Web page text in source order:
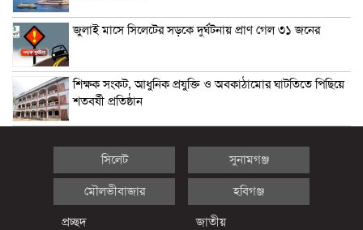
জুলাই মাসে সিলেটের সড়কে দুর্ঘটনায় প্রাণ গেল ৩১ জনের
শিক্ষক সংকট, আধুনিক প্রযুক্তি ও অবকাঠামোর ঘাটতিতে পিছিয়ে
শতবর্ষী প্রতিষ্ঠান
সিলেট সুনামগঞ্জ
মৌলভীবাজার হবিগঞ্জ
প্রচ্ছদ
জাতীয়